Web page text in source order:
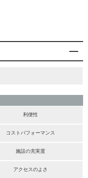
利便性
コストパフォーマンス
施設の充実度
アクセスのよさ